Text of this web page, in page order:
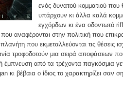
ενός δυνατού κομματιού που
υπάρχουν κι άλλα καλά
εγχόρδων κι ένα οδοντωτό
που αναφέρονται στην πολιτική που
που εκμεταλλεύονται τις θέσεις
τροφοδοτούν μια σειρά αποφάσεων που
έμπνευση από τα τρέχοντα παγκόσμια
κι βέβαια ο ίδιος το χαρακτηρίζει σαν